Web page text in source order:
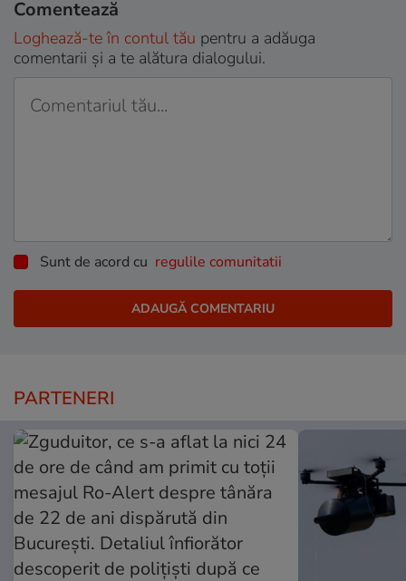
Comentează
Loghează-te în contul tău pentru a adăuga
comentarii și a te alătura dialogului.
Sunt de acord cu regulile comunitatii
PARTENERI